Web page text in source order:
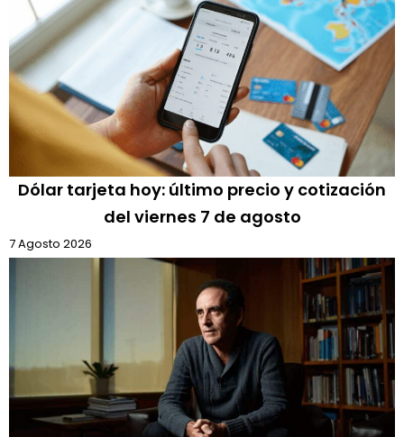
Dólar tarjeta hoy: último precio y cotización
del viernes 7 de agosto
7 Agosto 2026